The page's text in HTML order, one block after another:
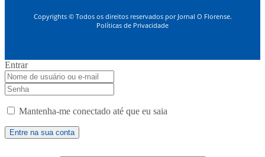
Copyrights © Todos os direitos reservados por Jornal O Florense.
Políticas de Privacidade
Entrar
Mantenha-me conectado até que eu saia